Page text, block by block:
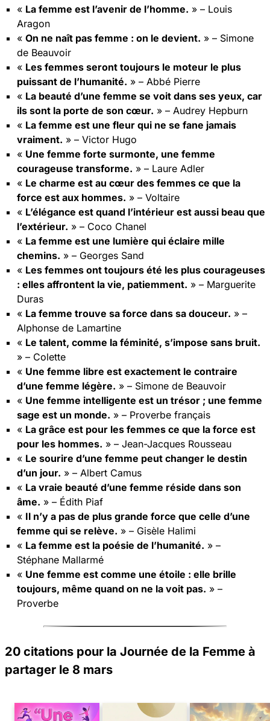
« La femme est l’avenir de l’homme. » – Louis
Aragon
« On ne naît pas femme : on le devient. » – Simone
de Beauvoir
« Les femmes seront toujours le moteur le plus
puissant de l’humanité. » – Abbé Pierre
« La beauté d’une femme se voit dans ses yeux, car
ils sont la porte de son cœur. » – Audrey Hepburn
« La femme est une fleur qui ne se fane jamais
vraiment. » – Victor Hugo
« Une femme forte surmonte, une femme
courageuse transforme. » – Laure Adler
« Le charme est au cœur des femmes ce que la
force est aux hommes. » – Voltaire
« L’élégance est quand l’intérieur est aussi beau que
l’extérieur. » – Coco Chanel
« La femme est une lumière qui éclaire mille
chemins. » – Georges Sand
« Les femmes ont toujours été les plus courageuses
: elles affrontent la vie, patiemment. » – Marguerite
Duras
« La femme trouve sa force dans sa douceur. » –
Alphonse de Lamartine
« Le talent, comme la féminité, s’impose sans bruit.
» – Colette
« Une femme libre est exactement le contraire
d’une femme légère. » – Simone de Beauvoir
« Une femme intelligente est un trésor ; une femme
sage est un monde. » – Proverbe français
« La grâce est pour les femmes ce que la force est
pour les hommes. » – Jean-Jacques Rousseau
« Le sourire d’une femme peut changer le destin
d’un jour. » – Albert Camus
« La vraie beauté d’une femme réside dans son
âme. » – Édith Piaf
« Il n’y a pas de plus grande force que celle d’une
femme qui se relève. » – Gisèle Halimi
« La femme est la poésie de l’humanité. » –
Stéphane Mallarmé
« Une femme est comme une étoile : elle brille
toujours, même quand on ne la voit pas. » –
Proverbe
20 citations pour la Journée de la Femme à
partager le 8 mars